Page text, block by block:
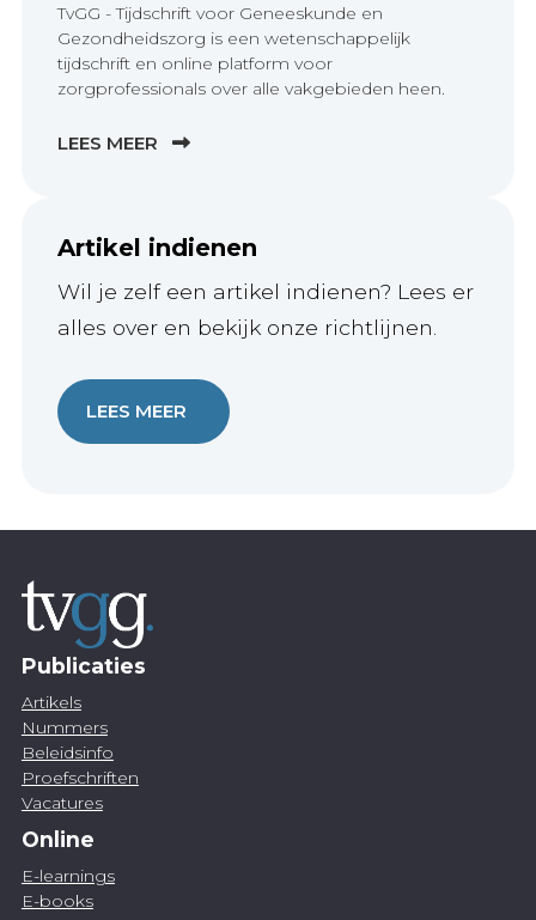
TvGG - Tijdschrift voor Geneeskunde en
Gezondheidszorg is een wetenschappelijk
tijdschrift en online platform voor
zorgprofessionals over alle vakgebieden heen.
LEES MEER
Artikel indienen
Wil je zelf een artikel indienen? Lees er
alles over en bekijk onze richtlijnen.
LEES MEER
Publicaties
Artikels
Nummers
Beleidsinfo
Proefschriften
Vacatures
Online
E-learnings
E-books